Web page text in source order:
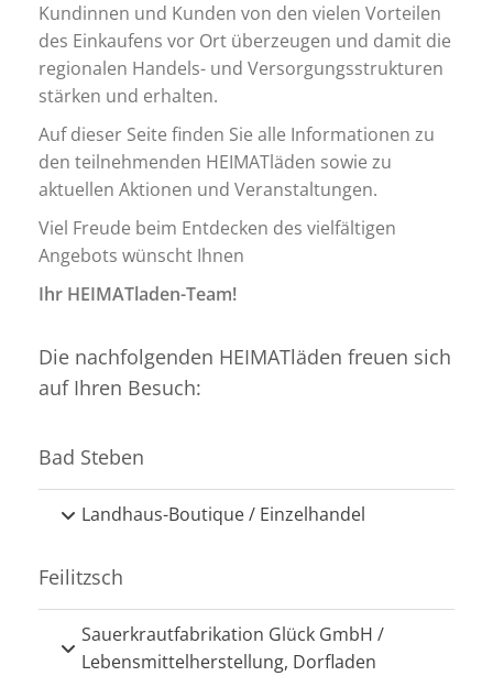
Kundinnen und Kunden von den vielen Vorteilen
des Einkaufens vor Ort überzeugen und damit die
regionalen Handels- und Versorgungsstrukturen
stärken und erhalten.
Auf dieser Seite finden Sie alle Informationen zu
den teilnehmenden HEIMATläden sowie zu
aktuellen Aktionen und Veranstaltungen.
Viel Freude beim Entdecken des vielfältigen
Angebots wünscht Ihnen
Ihr HEIMATladen-Team!
Die nachfolgenden HEIMATläden freuen sich
auf Ihren Besuch:
Bad Steben
Landhaus-Boutique / Einzelhandel
Feilitzsch
Sauerkrautfabrikation Glück GmbH /
Lebensmittelherstellung, Dorfladen